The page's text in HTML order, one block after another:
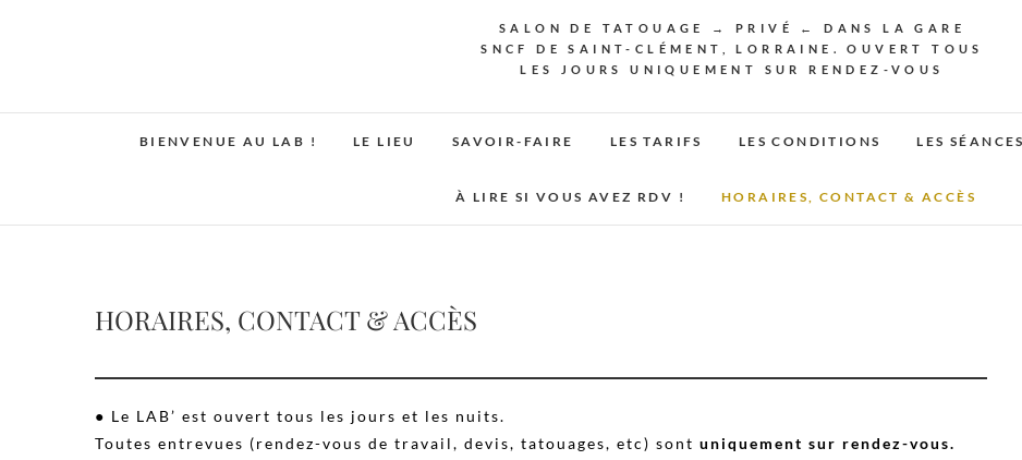
SALON DE TATOUAGE → PRIVÉ ← DANS LA GARE
SNCF DE SAINT-CLÉMENT, LORRAINE. OUVERT TOUS
LES JOURS UNIQUEMENT SUR RENDEZ-VOUS
BIENVENUE AU LAB ! LE LIEU SAVOIR-FAIRE LES TARIFS LES CONDITIONS LES
À LIRE SI VOUS AVEZ RDV ! HORAIRES, CONTACT & ACCÈS
HORAIRES, CONTACT & ACCÈS
● Le LAB’ est ouvert tous les jours et les nuits.
Toutes entrevues (rendez-vous de travail, devis, tatouages, etc) sont uniquement sur rendez-vous.